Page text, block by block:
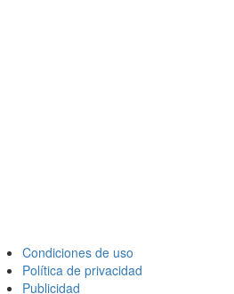
Condiciones de uso
Política de privacidad
Publicidad